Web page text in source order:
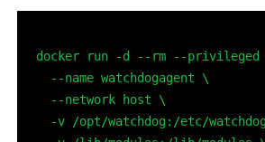
docker run -d --rm --privileged